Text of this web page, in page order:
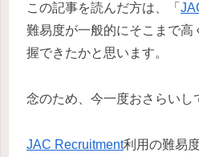
この記事を読んだ方は、「
難易度が一般的にそこまで高
握できたかと思います。
念のため、今一度おさらいし
JAC Recruitment利用の難易